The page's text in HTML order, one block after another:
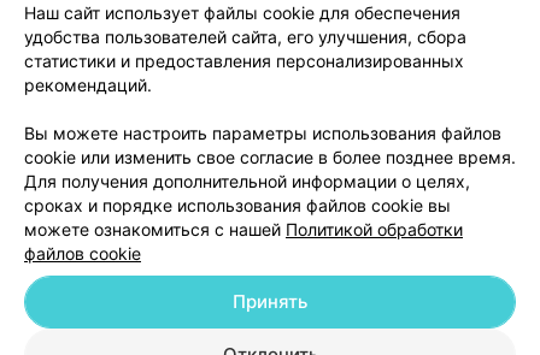
Вакансии
Партнеры
Написать руководителю 103.by
Обработка персональных данных
© 2026 ООО «Артокс Лаб», УНП 191700409
| 220012, Республика Беларусь,
Наш сайт использует файлы cookie для обеспечения
удобства пользователей сайта, его улучшения, сбора
статистики и предоставления персонализированных
рекомендаций.
Вы можете настроить параметры использования файлов
cookie или изменить свое согласие в более позднее время.
Для получения дополнительной информации о целях,
сроках и порядке использования файлов cookie вы
можете ознакомиться с нашей Политикой обработки
файлов cookie
Принять